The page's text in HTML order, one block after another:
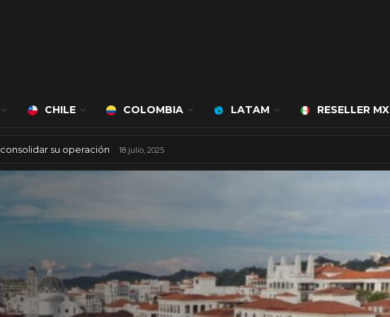
CHILE COLOMBIA LATAM RESELLER MX
consolidar su operación 18 julio, 2025
de Bert Milan 24 marzo, 2026